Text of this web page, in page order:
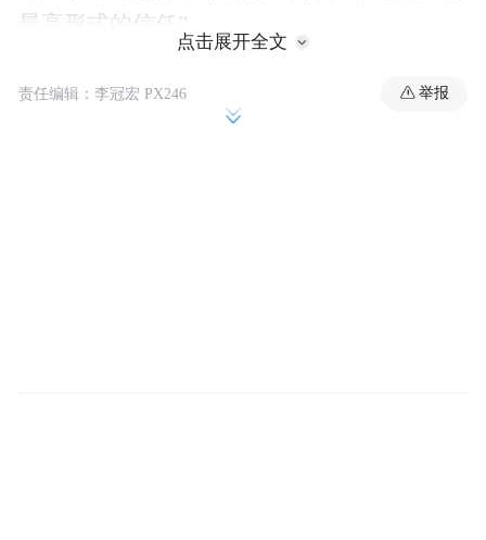
最高形式的信任”。
报道称，巴拿马外长做出此番发言之际，中
巴两国正经历自2017年建交以来最严重的双
点击展开全文
责任编辑：李冠宏 PX246 举报